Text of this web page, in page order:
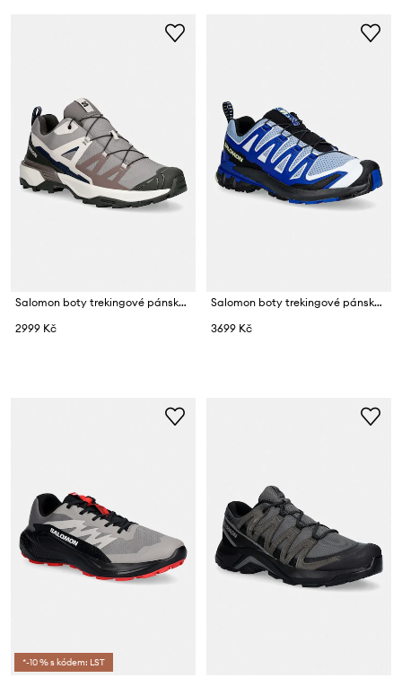
Salomon boty trekingové pánské X ULTRA 360
2999 Kč
Salomon boty trekingové pánské XA PRO 3D V9
3699 Kč
*-10 % s kódem: LST